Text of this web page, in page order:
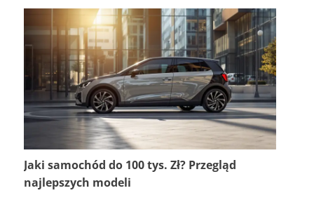
Jaki samochód do 100 tys. Zł? Przegląd
najlepszych modeli